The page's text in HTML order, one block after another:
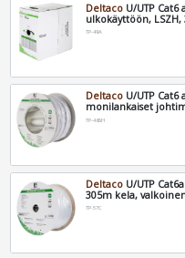
Deltaco U/UTP Cat6
ulkokäyttöön,
TP-49A
Deltaco U/UTP Cat6
monilankaiset
TP-48SH
Deltaco U/UTP
305m kela,
TP-57C